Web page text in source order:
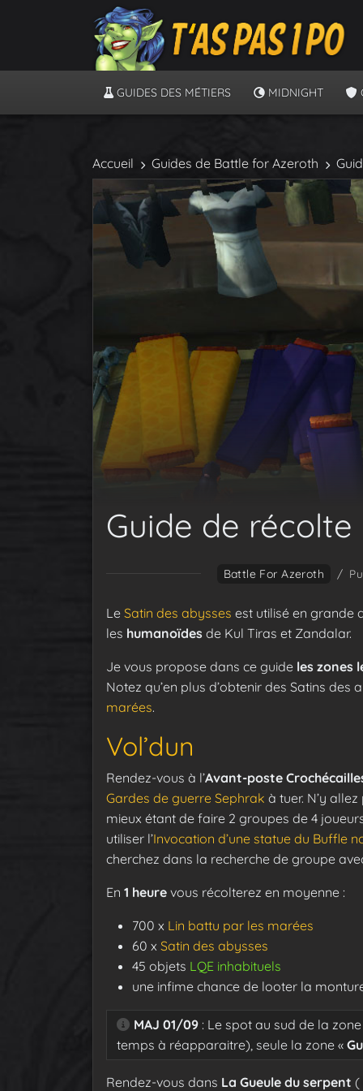
GUIDES DES MÉTIERS MIDNIGHT
Accueil Guides de Battle for Azeroth
Guide de récolte
Battle For Azeroth /
Le Satin des abysses est utilisé en grande
les humanoïdes de Kul Tiras et Zandalar.
Je vous propose dans ce guide les zones
Notez qu’en plus d’obtenir des Satins
marées.
Vol’dun
Rendez-vous à l’Avant-poste
Gardes de guerre Sephrak à tuer. N’y
mieux étant de faire 2 groupes de 4
utiliser l’Invocation d’une statue du Buffle
cherchez dans la recherche de groupe
En 1 heure vous récolterez en moyenne :
700 x Lin battu par les marées
60 x Satin des abysses
45 objets LQE inhabituels
une infime chance de looter la
MAJ 01/09 : Le spot au sud de la
temps à réapparaitre), seule la zone «
Rendez-vous dans La Gueule du serpent (